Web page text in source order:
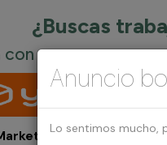
Anuncio
Lo sentimos mucho,